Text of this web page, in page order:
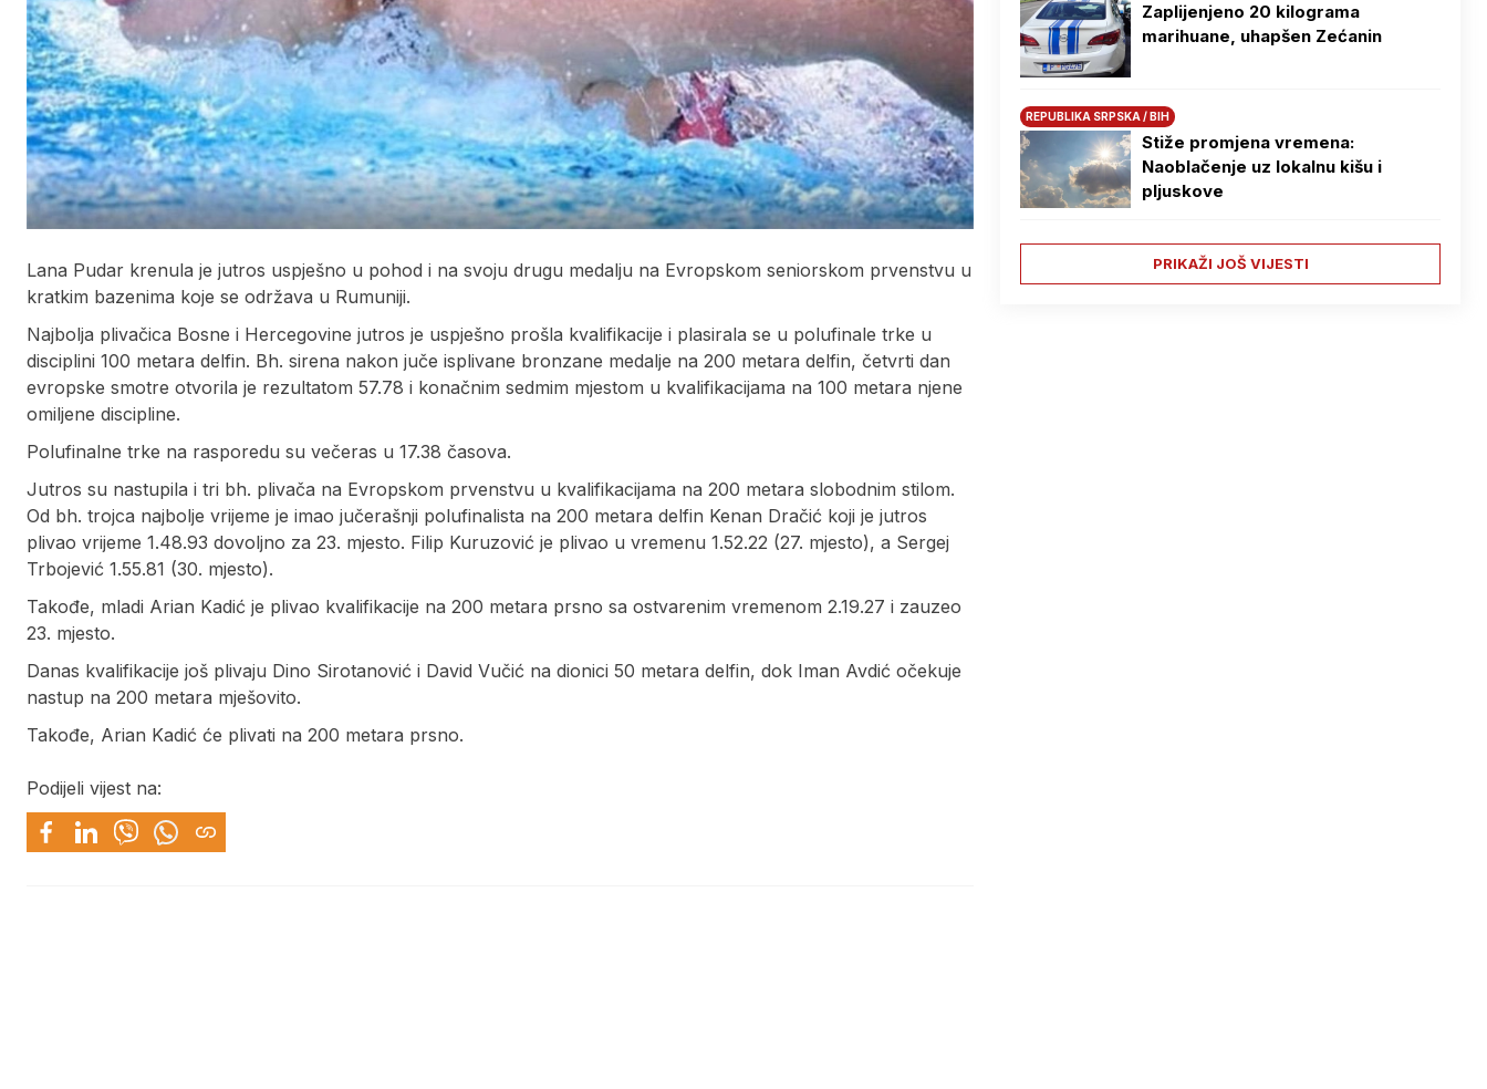
Lana Pudar krenula je jutros uspješno u pohod i na svoju drugu medalju na Evropskom seniorskom prvenstvu u
kratkim bazenima koje se održava u Rumuniji.
Najbolja plivačica Bosne i Hercegovine jutros je uspješno prošla kvalifikacije i plasirala se u polufinale trke u
disciplini 100 metara delfin. Bh. sirena nakon juče isplivane bronzane medalje na 200 metara delfin, četvrti dan
evropske smotre otvorila je rezultatom 57.78 i konačnim sedmim mjestom u kvalifikacijama na 100 metara njene
omiljene discipline.
Polufinalne trke na rasporedu su večeras u 17.38 časova.
Jutros su nastupila i tri bh. plivača na Evropskom prvenstvu u kvalifikacijama na 200 metara slobodnim stilom.
Od bh. trojca najbolje vrijeme je imao jučerašnji polufinalista na 200 metara delfin Kenan Dračić koji je jutros
plivao vrijeme 1.48.93 dovoljno za 23. mjesto. Filip Kuruzović je plivao u vremenu 1.52.22 (27. mjesto), a Sergej
Trbojević 1.55.81 (30. mjesto).
Takođe, mladi Arian Kadić je plivao kvalifikacije na 200 metara prsno sa ostvarenim vremenom 2.19.27 i zauzeo
23. mjesto.
Danas kvalifikacije još plivaju Dino Sirotanović i David Vučić na dionici 50 metara delfin, dok Iman Avdić očekuje
nastup na 200 metara mješovito.
Takođe, Arian Kadić će plivati na 200 metara prsno.
Podijeli vijest na:
Zaplijenjeno 20 kilograma
marihuane, uhapšen Zećanin
REPUBLIKA SRPSKA / BIH
Stiže promjena vremena:
Naoblačenje uz lokalnu kišu i
pljuskove
PRIKAŽI JOŠ VIJESTI